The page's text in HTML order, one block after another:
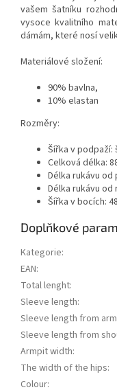
vašem šatníku
vysoce kvalitního
dámám, které nosí
Materiálové složení:
90% bavlna,
10% elastan
Rozměry:
Šířka v podpaží:
Celková délka:
Délka rukávu od
Délka rukávu od
Šířka v bocích:
Doplňkové
Kategorie:
EAN:
Total lenght:
Sleeve length:
Sleeve length from
Sleeve length from
Armpit width:
The width of the hips:
Colour: